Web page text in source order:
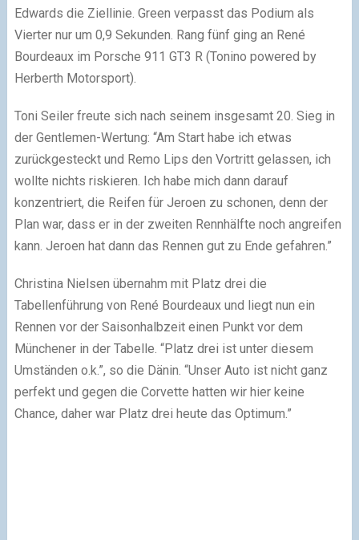
Edwards die Ziellinie. Green verpasst das Podium als
Vierter nur um 0,9 Sekunden. Rang fünf ging an René
Bourdeaux im Porsche 911 GT3 R (Tonino powered by
Herberth Motorsport).
Toni Seiler freute sich nach seinem insgesamt 20. Sieg in
der Gentlemen-Wertung: “Am Start habe ich etwas
zurückgesteckt und Remo Lips den Vortritt gelassen, ich
wollte nichts riskieren. Ich habe mich dann darauf
konzentriert, die Reifen für Jeroen zu schonen, denn der
Plan war, dass er in der zweiten Rennhälfte noch angreifen
kann. Jeroen hat dann das Rennen gut zu Ende gefahren.”
Christina Nielsen übernahm mit Platz drei die
Tabellenführung von René Bourdeaux und liegt nun ein
Rennen vor der Saisonhalbzeit einen Punkt vor dem
Münchener in der Tabelle. “Platz drei ist unter diesem
Umständen o.k.”, so die Dänin. “Unser Auto ist nicht ganz
perfekt und gegen die Corvette hatten wir hier keine
Chance, daher war Platz drei heute das Optimum.”